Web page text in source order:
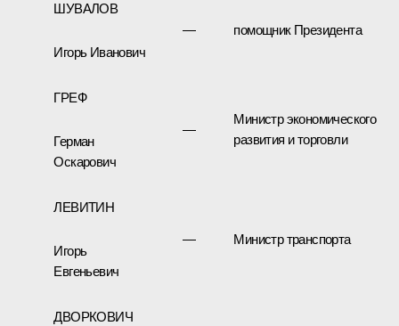
ШУВАЛОВ
Игорь Иванович
— помощник Президента
ГРЕФ
Герман
Оскарович
—
Министр экономического
развития и торговли
ЛЕВИТИН
Игорь
Евгеньевич
— Министр транспорта
ДВОРКОВИЧ